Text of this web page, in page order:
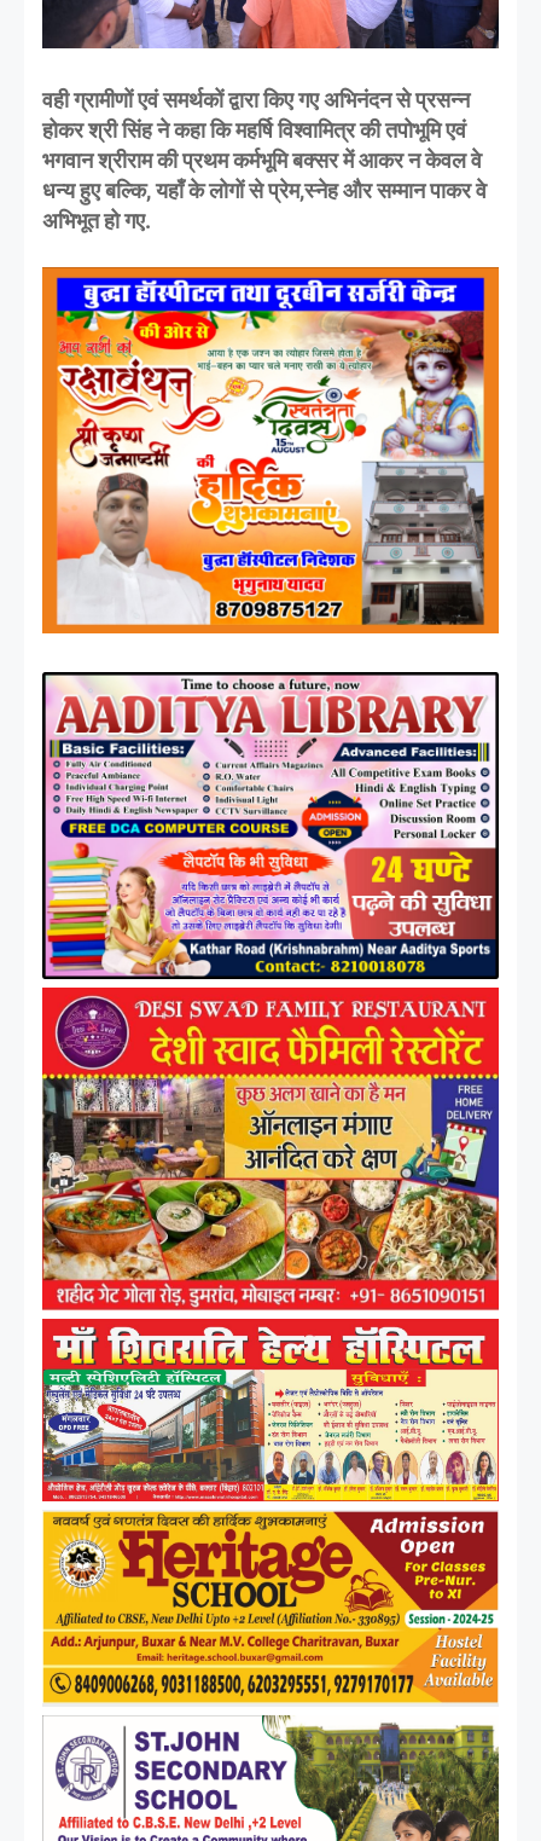
वही ग्रामीणों एवं समर्थकों द्वारा किए गए अभिनंदन से प्रसन्न
होकर श्री सिंह ने कहा कि महर्षि विश्वामित्र की तपोभूमि एवं
भगवान श्रीराम की प्रथम कर्मभूमि बक्सर में आकर न केवल वे
धन्य हुए बल्कि, यहाँ के लोगों से प्रेम,स्नेह और सम्मान पाकर वे
अभिभूत हो गए.